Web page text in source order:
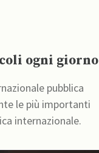
ogni giorno
pubblica
le più importanti
internazionale.